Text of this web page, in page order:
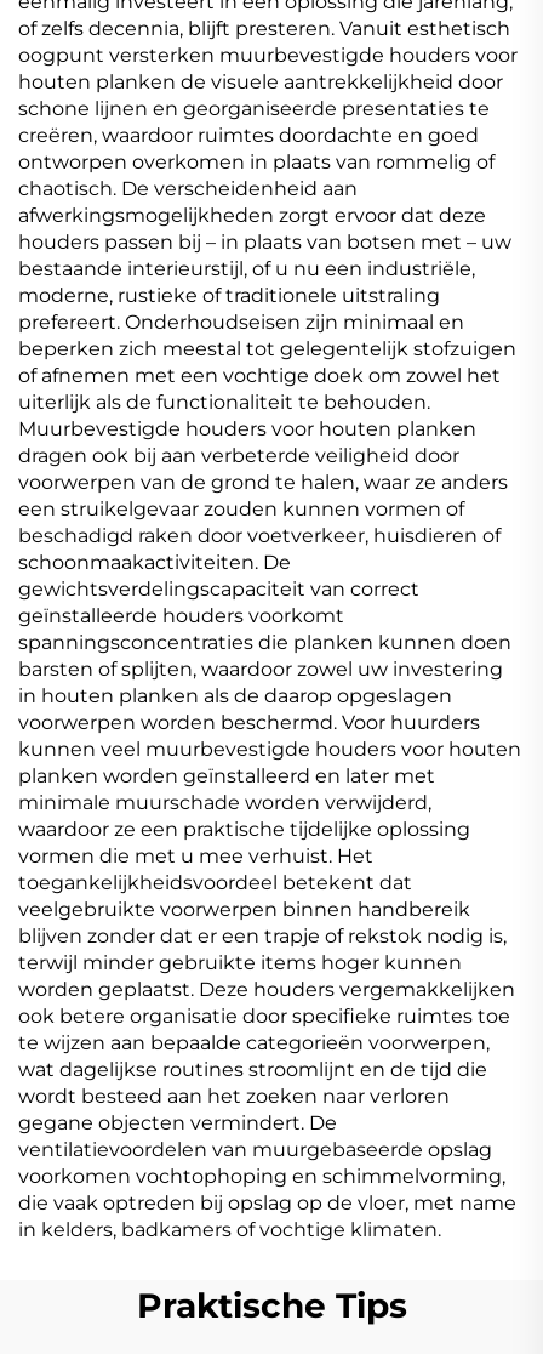
of zelfs decennia, blijft presteren. Vanuit esthetisch
oogpunt versterken muurbevestigde houders voor
houten planken de visuele aantrekkelijkheid door
schone lijnen en georganiseerde presentaties te
creëren, waardoor ruimtes doordachte en goed
ontworpen overkomen in plaats van rommelig of
chaotisch. De verscheidenheid aan
afwerkingsmogelijkheden zorgt ervoor dat deze
houders passen bij – in plaats van botsen met – uw
bestaande interieurstijl, of u nu een industriële,
moderne, rustieke of traditionele uitstraling
prefereert. Onderhoudseisen zijn minimaal en
beperken zich meestal tot gelegentelijk stofzuigen
of afnemen met een vochtige doek om zowel het
uiterlijk als de functionaliteit te behouden.
Muurbevestigde houders voor houten planken
dragen ook bij aan verbeterde veiligheid door
voorwerpen van de grond te halen, waar ze anders
een struikelgevaar zouden kunnen vormen of
beschadigd raken door voetverkeer, huisdieren of
schoonmaakactiviteiten. De
gewichtsverdelingscapaciteit van correct
geïnstalleerde houders voorkomt
spanningsconcentraties die planken kunnen doen
barsten of splijten, waardoor zowel uw investering
in houten planken als de daarop opgeslagen
voorwerpen worden beschermd. Voor huurders
kunnen veel muurbevestigde houders voor houten
planken worden geïnstalleerd en later met
minimale muurschade worden verwijderd,
waardoor ze een praktische tijdelijke oplossing
vormen die met u mee verhuist. Het
toegankelijkheidsvoordeel betekent dat
veelgebruikte voorwerpen binnen handbereik
blijven zonder dat er een trapje of rekstok nodig is,
terwijl minder gebruikte items hoger kunnen
worden geplaatst. Deze houders vergemakkelijken
ook betere organisatie door specifieke ruimtes toe
te wijzen aan bepaalde categorieën voorwerpen,
wat dagelijkse routines stroomlijnt en de tijd die
wordt besteed aan het zoeken naar verloren
gegane objecten vermindert. De
ventilatievoordelen van muurgebaseerde opslag
voorkomen vochtophoping en schimmelvorming,
die vaak optreden bij opslag op de vloer, met name
in kelders, badkamers of vochtige klimaten.
Praktische Tips